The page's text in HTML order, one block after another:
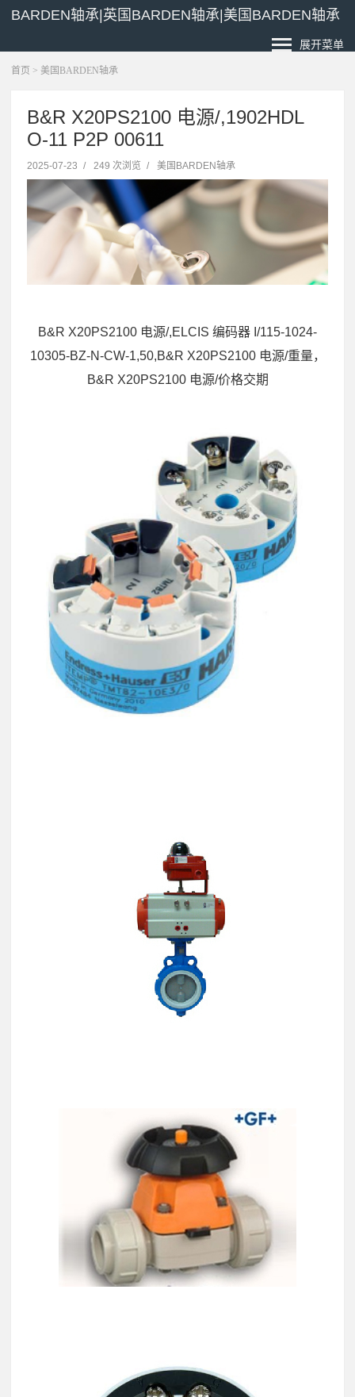
BARDEN轴承|英国BARDEN轴承|美国BARDEN轴承
展开菜单
首页 > 美国BARDEN轴承
B&R X20PS2100 电源/,1902HDL
O-11 P2P 00611
2025-07-23 / 249 次浏览 / 美国BARDEN轴承
B&R X20PS2100 电源/,ELCIS 编码器 I/115-1024-
10305-BZ-N-CW-1,50,B&R X20PS2100 电源/重量，
B&R X20PS2100 电源/价格交期